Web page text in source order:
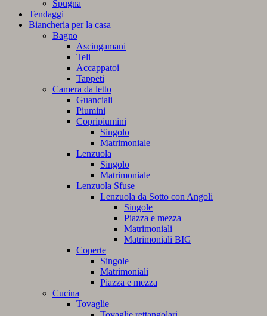
Spugna
Tendaggi
Biancheria per la casa
Bagno
Asciugamani
Teli
Accappatoi
Tappeti
Camera da letto
Guanciali
Piumini
Copripiumini
Singolo
Matrimoniale
Lenzuola
Singolo
Matrimoniale
Lenzuola Sfuse
Lenzuola da Sotto con Angoli
Singole
Piazza e mezza
Matrimoniali
Matrimoniali BIG
Coperte
Singole
Matrimoniali
Piazza e mezza
Cucina
Tovaglie